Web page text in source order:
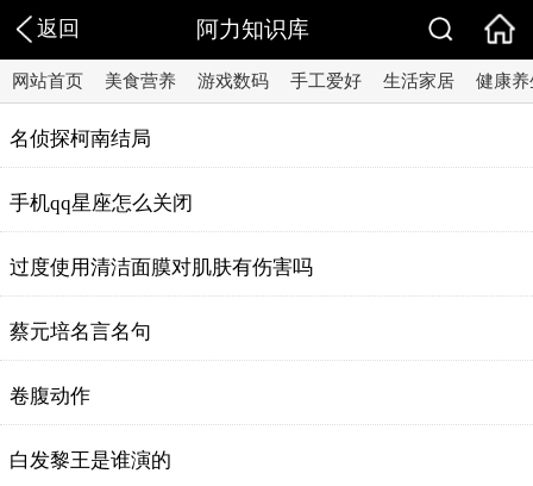
返回 阿力知识库
网站首页 美食营养 游戏数码 手工爱好 生活家居 健康养
名侦探柯南结局
手机qq星座怎么关闭
过度使用清洁面膜对肌肤有伤害吗
蔡元培名言名句
卷腹动作
白发黎王是谁演的